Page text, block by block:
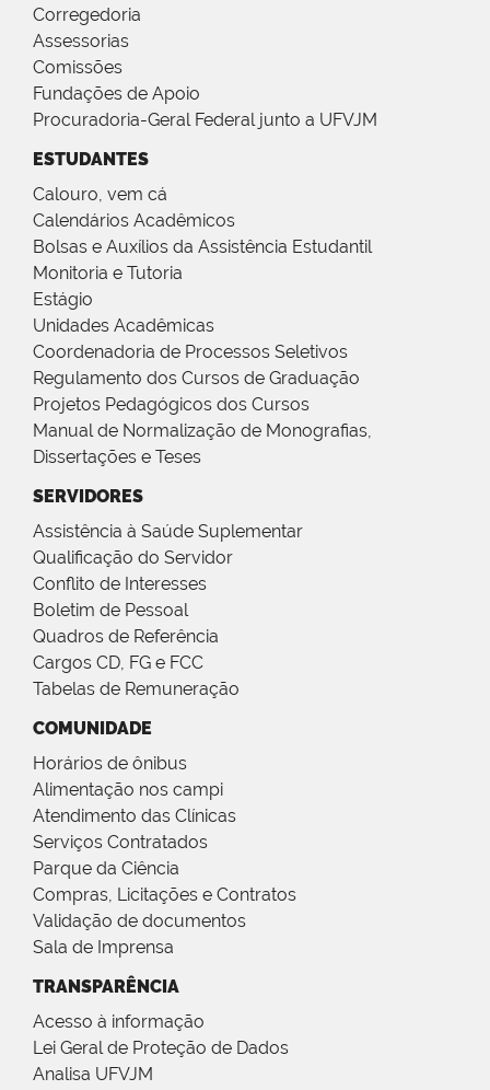
Corregedoria
Assessorias
Comissões
Fundações de Apoio
Procuradoria-Geral Federal junto a UFVJM
ESTUDANTES
Calouro, vem cá
Calendários Acadêmicos
Bolsas e Auxílios da Assistência Estudantil
Monitoria e Tutoria
Estágio
Unidades Acadêmicas
Coordenadoria de Processos Seletivos
Regulamento dos Cursos de Graduação
Projetos Pedagógicos dos Cursos
Manual de Normalização de Monografias,
Dissertações e Teses
SERVIDORES
Assistência à Saúde Suplementar
Qualificação do Servidor
Conflito de Interesses
Boletim de Pessoal
Quadros de Referência
Cargos CD, FG e FCC
Tabelas de Remuneração
COMUNIDADE
Horários de ônibus
Alimentação nos campi
Atendimento das Clínicas
Serviços Contratados
Parque da Ciência
Compras, Licitações e Contratos
Validação de documentos
Sala de Imprensa
TRANSPARÊNCIA
Acesso à informação
Lei Geral de Proteção de Dados
Analisa UFVJM